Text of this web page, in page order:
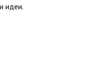
идеи.